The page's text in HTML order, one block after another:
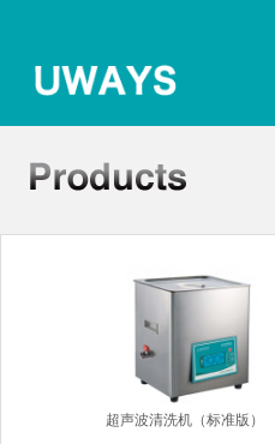
超声波清洗机（标准版）